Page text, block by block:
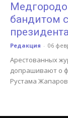
бандитом
Редакция - 06
Арестованных
допрашивают о
Рустама